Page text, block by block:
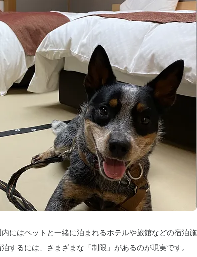
にはペットと一緒に泊まれるホテルや旅館などの宿泊施
するには、さまざまな「制限」があるのが現実です。